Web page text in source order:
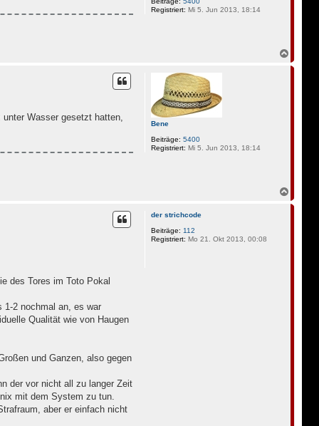
Registriert: Mi 5. Jun 2013, 18:14
a
Bene
Beiträge: 5400
Registriert: Mi 5. Jun 2013, 18:14
Wasser gesetzt hatten,
a
der strichcode
Beiträge: 112
Registriert: Mo 21. Okt 2013, 00:08
des Tores im Toto Pokal
2 nochmal an, es war
Qualität wie von Haugen
und Ganzen, also gegen
der vor nicht all zu langer Zeit
mit dem System zu tun.
aber er einfach nicht